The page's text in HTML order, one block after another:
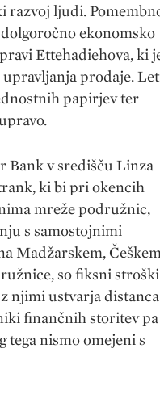
razvoj ljudi.
ekonomsko
Ettehadiehova, ki
prodaje.
papirjev ter
Bank v središču Linza
ki bi pri okencih
mreže podružnic,
s samostojnimi
Madžarskem,
so fiksni stroški
njimi ustvarja distanca
finančnih storitev pa
tega nismo omejeni s